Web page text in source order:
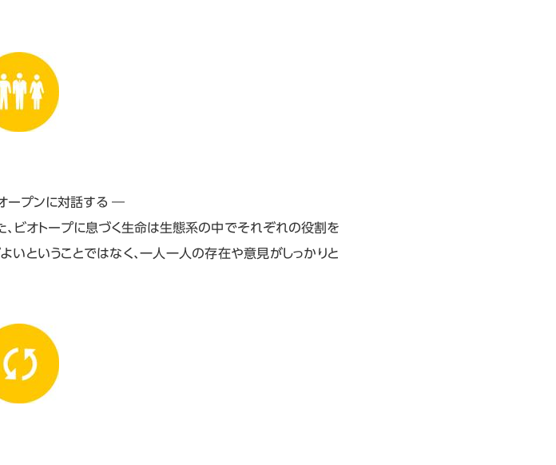
ープンに対話する ―
ビオトープに息づく生命は生態系の中でそれぞれの役割を
ということではなく、一人一人の存在や意見がしっかりと